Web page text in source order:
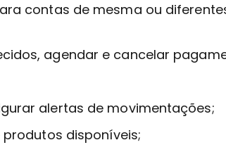
contas de mesma ou
agendar e cancelar
alertas de movimentações;
disponíveis;